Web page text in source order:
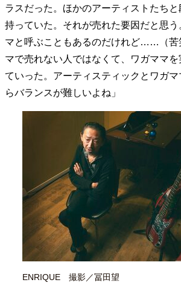
ラスだった。ほかのアーティストたち
持っていた。それが売れた要因だと思
マと呼ぶこともあるのだけれど……（苦
マで売れない人ではなくて、ワガママ
ていった。アーティスティックとワガ
らバランスが難しいよね」
ENRIQUE 撮影／冨田望